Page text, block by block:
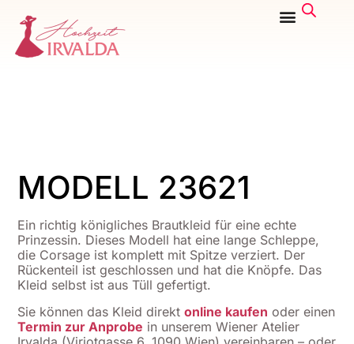
MODELL 23621
Ein richtig königliches Brautkleid für eine echte
Prinzessin. Dieses Modell hat eine lange Schleppe,
die Corsage ist komplett mit Spitze verziert. Der
Rückenteil ist geschlossen und hat die Knöpfe. Das
Kleid selbst ist aus Tüll gefertigt.
Sie können das Kleid direktonline kaufen oder einen
Termin zur Anprobe in unserem Wiener Atelier